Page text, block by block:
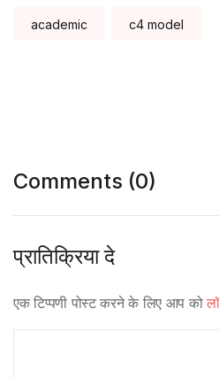
academic c4 model
Comments (0)
प्रातिक्रिया दे
एक टिप्पणी पोस्ट करने के लिए आप को